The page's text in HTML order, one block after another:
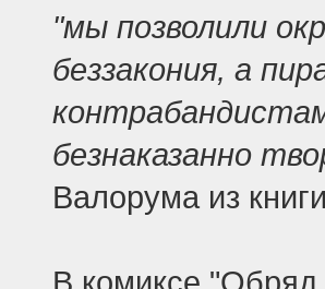
"мы позволили
беззакония, а
безнаказанно
Валорума из